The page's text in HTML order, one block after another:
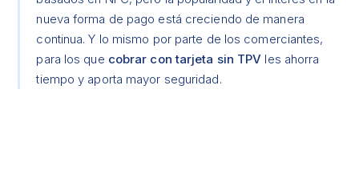
nueva forma de pago está creciendo de manera
continua. Y lo mismo por parte de los comerciantes,
para los que cobrar con tarjeta sin TPV les ahorra
tiempo y aporta mayor seguridad.